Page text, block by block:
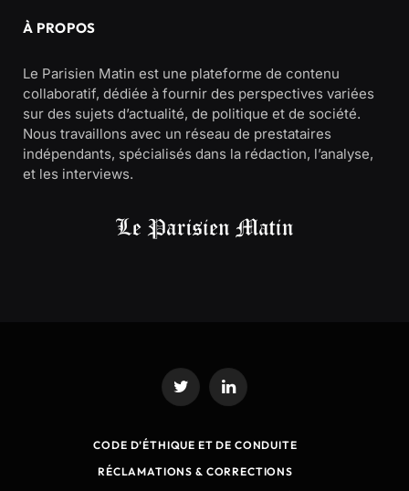
À PROPOS
Le Parisien Matin est une plateforme de contenu
collaboratif, dédiée à fournir des perspectives variées
sur des sujets d’actualité, de politique et de société.
Nous travaillons avec un réseau de prestataires
indépendants, spécialisés dans la rédaction, l’analyse,
et les interviews.
Twitter LinkedIn
CODE D’ÉTHIQUE ET DE CONDUITE
RÉCLAMATIONS & CORRECTIONS